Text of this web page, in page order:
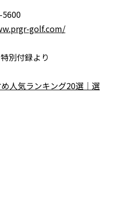
5600
golf.com/
別付録より
人気ランキング20選｜選